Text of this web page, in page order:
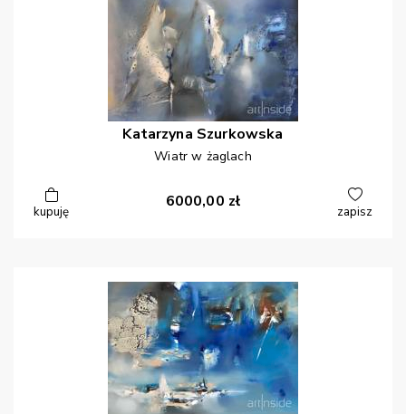
Katarzyna Szurkowska
Wiatr w żaglach
kupuję
6000,00 zł
zapisz